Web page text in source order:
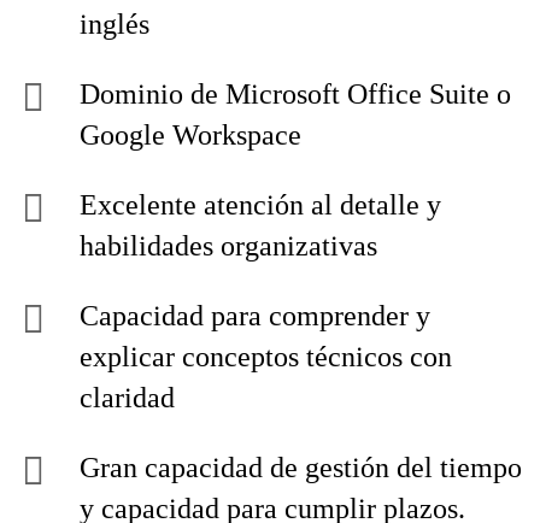
inglés
Dominio de Microsoft Office Suite o
Google Workspace
Excelente atención al detalle y
habilidades organizativas
Capacidad para comprender y
explicar conceptos técnicos con
claridad
Gran capacidad de gestión del tiempo
y capacidad para cumplir plazos.